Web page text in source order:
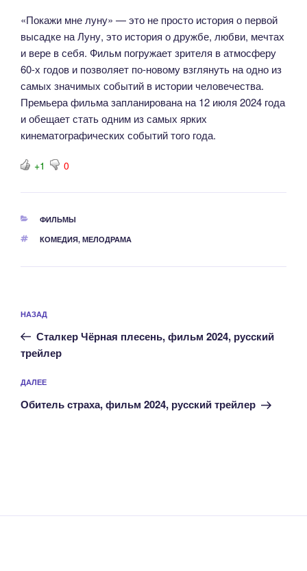
«Покажи мне луну» — это не просто история о первой
высадке на Луну, это история о дружбе, любви, мечтах
и вере в себя. Фильм погружает зрителя в атмосферу
60-х годов и позволяет по-новому взглянуть на одно из
самых значимых событий в истории человечества.
Премьера фильма запланирована на 12 июля 2024 года
и обещает стать одним из самых ярких
кинематографических событий того года.
+1 0
РУБРИКИ
ФИЛЬМЫ
МЕТКИ
КОМЕДИЯ, МЕЛОДРАМА
по
записям
Предыдущая
запись:
НАЗАД
Сталкер Чёрная плесень, фильм 2024, русский
трейлер
Следующая
запись
ДАЛЕЕ
Обитель страха, фильм 2024, русский трейлер